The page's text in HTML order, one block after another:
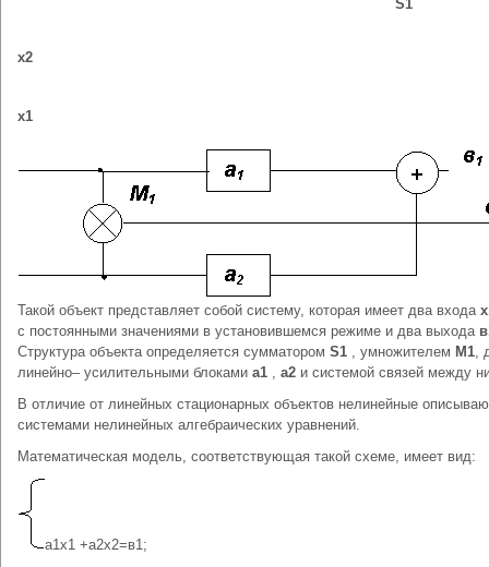
S1
х2
х1
Такой объект представляет собой систему, которая имеет два входа
с постоянными значениями в установившемся режиме и два выхода
Структура объекта определяется сумматором S1 , умножителем М1,
линейно– усилительными блоками а1 , а2 и системой связей между
В отличие от линейных стационарных объектов нелинейные
системами нелинейных алгебраических уравнений.
Математическая модель, соответствующая такой схеме, имеет вид:
а1х1 +а2х2=в1;